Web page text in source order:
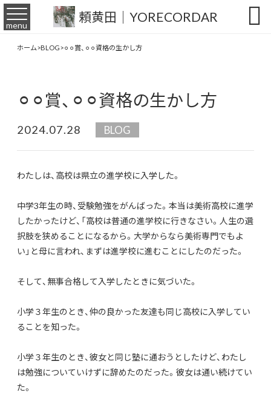
頼黄田｜YORECORDAR
menu 
ホーム>BLOG>⚪︎⚪︎賞、⚪︎⚪︎資格の生かし方
⚪︎⚪︎賞、⚪︎⚪︎資格の生かし方
2024.07.28 BLOG
わたしは、高校は県立の進学校に入学した。
中学3年生の時、受験勉強をがんばった。本当は美術高校に進学
したかったけど、「高校は普通の進学校に行きなさい。人生の選
択肢を狭めることになるから。大学からなら美術専門でもよ
い」と母に言われ、まずは進学校に進むことにしたのだった。
そして、無事合格して入学したときに気づいた。
小学３年生のとき、仲の良かった友達も同じ高校に入学してい
ることを知った。
小学３年生のとき、彼女と同じ塾に通おうとしたけど、わたし
は勉強についていけずに辞めたのだった。彼女は通い続けてい
た。